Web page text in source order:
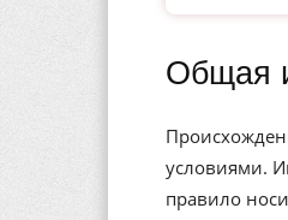
Общая
условиями.
правило